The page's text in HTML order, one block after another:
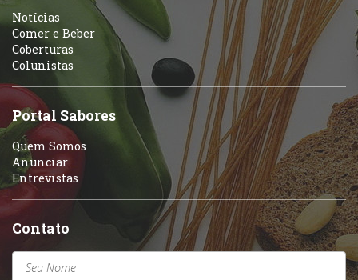
Portuguesa
Self-service
Sobremesas e sorvetes
Variados
Notícias
Comer e Beber
Coberturas
Colunistas
Portal Sabores
Quem Somos
Anunciar
Entrevistas
Contato